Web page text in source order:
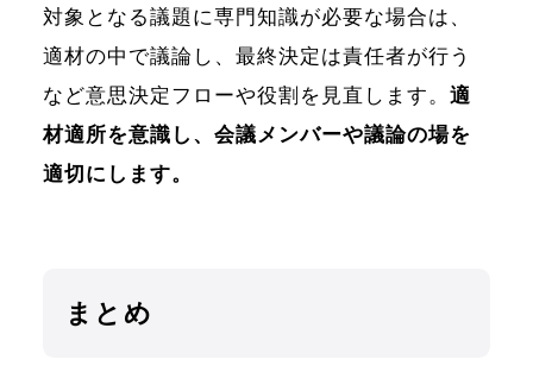
対象となる議題に専門知識が必要な場合は、
適材の中で議論し、最終決定は責任者が行う
など意思決定フローや役割を見直します。 適
材適所を意識し、会議メンバーや議論の場を
適切にします。
まとめ